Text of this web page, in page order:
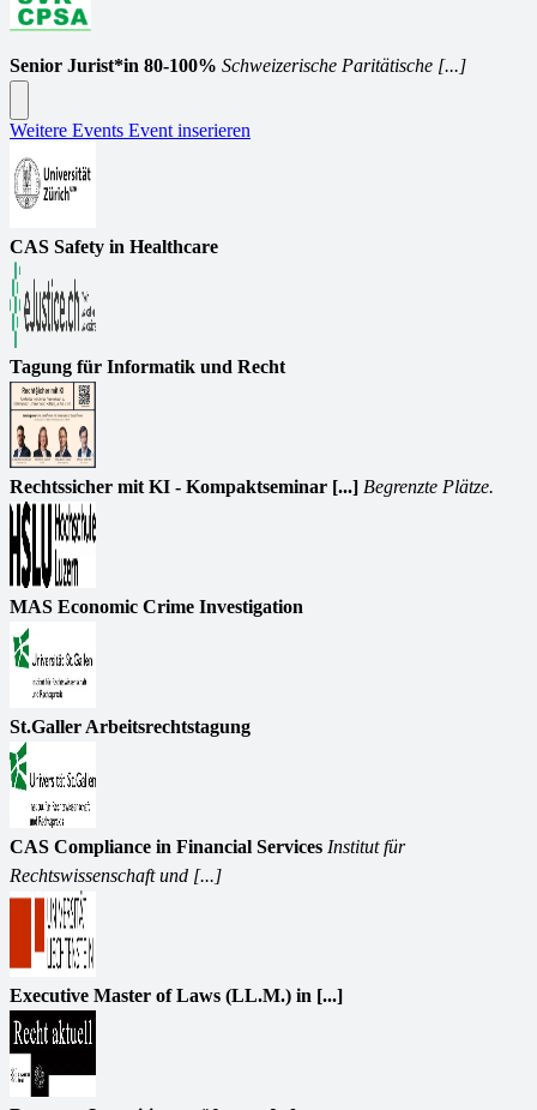
Senior Jurist*in 80-100% Schweizerische Paritätische [...]
Weitere Events Event inserieren
CAS Safety in Healthcare
Tagung für Informatik und Recht
Rechtssicher mit KI - Kompaktseminar [...] Begrenzte Plätze.
MAS Economic Crime Investigation
St.Galler Arbeitsrechtstagung
CAS Compliance in Financial Services Institut für
Rechtswissenschaft und [...]
Executive Master of Laws (LL.M.) in [...]